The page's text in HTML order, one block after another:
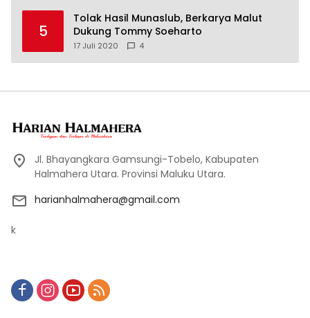
5
Tolak Hasil Munaslub, Berkarya Malut
Dukung Tommy Soeharto
17 Juli 2020 4
Jl. Bhayangkara Gamsungi-Tobelo, Kabupaten
Halmahera Utara. Provinsi Maluku Utara.
harianhalmahera@gmail.com
k